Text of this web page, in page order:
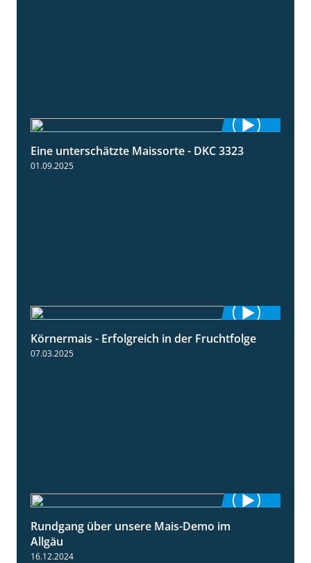
2:12
Eine unterschätzte Maissorte - DKC 3323
01.09.2025
2:31
Körnermais - Erfolgreich in der Fruchtfolge
07.03.2025
Rundgang über unsere Mais-Demo im
Allgäu
16.12.2024